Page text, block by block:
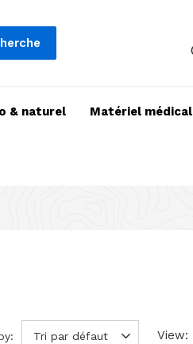
& naturel Matériel médical
Tri par défaut View: